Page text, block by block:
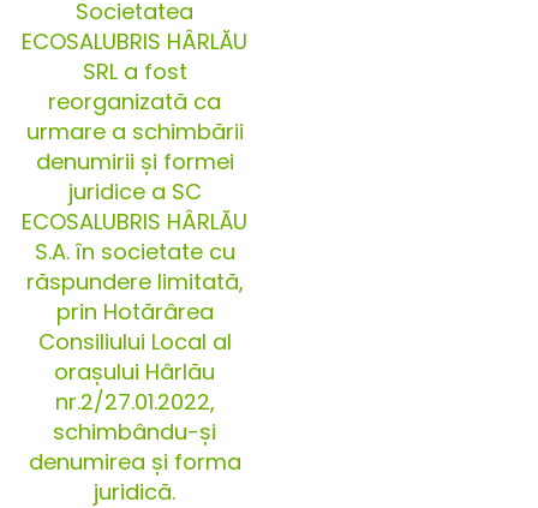
Societatea
ECOSALUBRIS HÂRLĂU
SRL a fost
reorganizată ca
urmare a schimbării
denumirii și formei
juridice a SC
ECOSALUBRIS HÂRLĂU
S.A. în societate cu
răspundere limitată,
prin Hotărârea
Consiliului Local al
orașului Hârlău
nr.2/27.01.2022,
schimbându-și
denumirea și forma
juridică.